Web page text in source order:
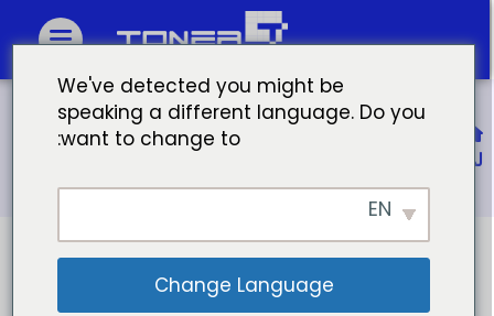
لماذا حبر الطابعة باهظ الثمن؟ احصل على المزيد مقابل نقودك
We've detected you might be
speaking a different language. Do you
want to change to:
EN
Change Language